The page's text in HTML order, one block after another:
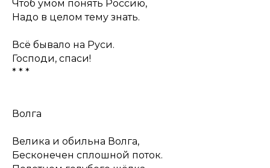
Чтоб умом понять Россию,
Надо в целом тему знать.
Всё бывало на Руси.
Господи, спаси!
* * *
Волга
Велика и обильна Волга,
Бесконечен сплошной поток.